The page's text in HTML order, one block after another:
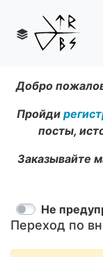
Добро
Пройди
посты,
Заказывайте
Переход по
Не